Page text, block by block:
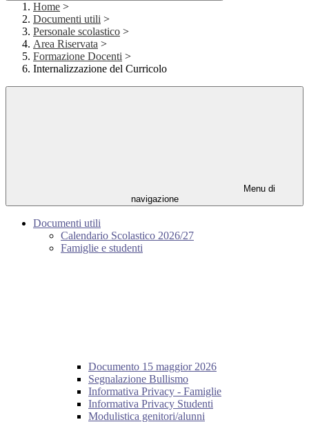
Home >
Documenti utili >
Personale scolastico >
Area Riservata >
Formazione Docenti >
Internalizzazione del Curricolo
Menu di
navigazione
Documenti utili
Calendario Scolastico 2026/27
Famiglie e studenti
Documento 15 maggior 2026
Segnalazione Bullismo
Informativa Privacy - Famiglie
Informativa Privacy Studenti
Modulistica genitori/alunni